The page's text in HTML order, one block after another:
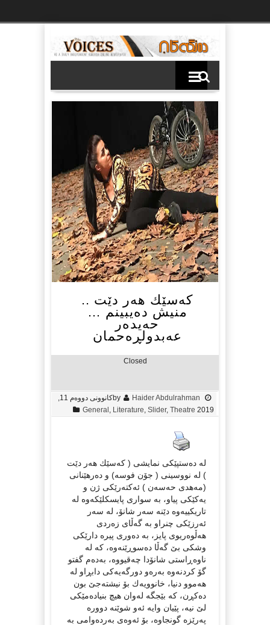
كه‌سێك هه‌ر دێت ..
منیش ده‌یبینم …
حه‌یده‌ر
عه‌بدولڕه‌حمان
Closed
by Haider Abdulrahman
2019
General Literature Slider, Theatre
له‌ ده‌ستپێكی نمایشی ( كه‌سێك هه‌ر دێت
) له‌ نووسینی ( جۆن فوسه‌) و ده‌رهێنانی
(مه‌هدی حه‌سه‌ن ) ئه‌كته‌رێكی ژن و
یه‌كێكی پیاو، به‌ سواری پایسكلێكه‌وه‌ له‌
تاریكییه‌وه‌ دێنه‌ سه‌ر شانۆ، له‌ سه‌ر
ئه‌رزێكی چنراو به‌ گه‌ڵای زه‌ردی
هه‌ڵوه‌ریوی پایز، به‌ ده‌وری پیره‌ دارێكی
وشكی بێ‌ گه‌ڵا ده‌سوڕێنه‌وه‌، كه‌ له‌
ناوه‌ڕاستی شانۆدا چه‌قیووه‌، به‌ده‌م گفتو
گۆ كردنه‌وه‌ به‌ره‌و دورگه‌یه‌كی دابڕاو له‌
هه‌موو دنیا، خانوویه‌ك بۆ نیشته‌جێ‌ بون
ده‌كڕن، كه‌ بێجگه‌ له‌وان هیچ بنیاده‌مێكی
لێ‌ نیه‌، پێیان وایه‌ ئه‌و شوێنه‌ دووره‌
په‌رێزه‌ گونجاوه‌، بۆ ئه‌وه‌ی به‌رده‌وامی به‌